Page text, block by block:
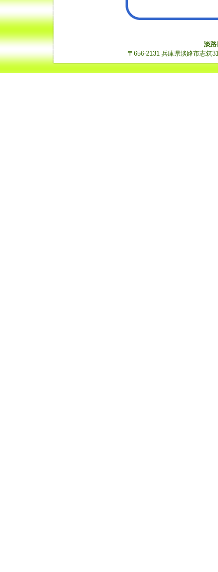
淡路
〒656-2131 兵庫県淡路市志筑